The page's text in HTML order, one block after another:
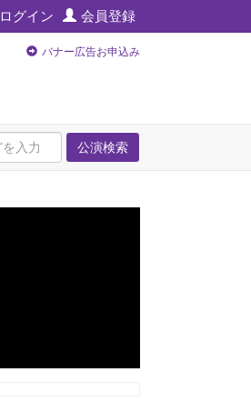
ログイン 会員登録
バナー広告お申込み
公演検索